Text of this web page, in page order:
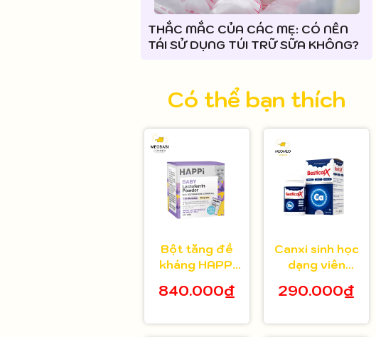
THẮC MẮC CỦA CÁC MẸ: CÓ NÊN
TÁI SỬ DỤNG TÚI TRỮ SỮA KHÔNG?
Có thể bạn thích
Bột tăng đề
kháng HAPPi
Baby Úc cho
tuổi
840.000₫
Canxi sinh học
dạng viên
bé từ 8 tuổi 30
290.000₫